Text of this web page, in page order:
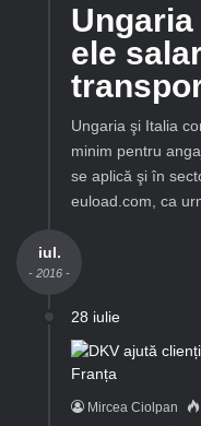
ele
Ungaria şi Italia
minim pentru
se aplică şi în
euload.com, ca
iul.
- 2016 -
28 iulie
Mircea Ciolpan